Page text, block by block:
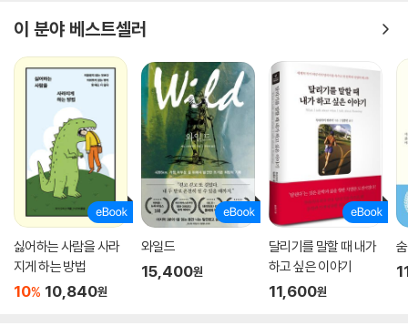
이 일기들을 읽어나가는 건 가끔씩 정말로 고통스럽다. 실비아 플라스는
코 쉽게 정을 붙일 만한 사람이 아니다. 어쩌면 독자들은 이 일기에 드러나
는 플라스의 치사하고 범속한 욕망에 당혹감을 느낄지도 모른다. 모순 덩
이에다 끔찍스러운 이기주의자. 끝내 소통과 공감에 실패하고 악에 받친
외로운 모래알. 심지어 폭력적이기까지 한 자기혐오와 타자에 대한 공격
성. 하지만 결국 그러한 치부는 실비아만의 것이 아니다. 직시할 용기가 없
었을 뿐, 우리 모두의 치부였고 우리가 느끼는 고통은 바로 그 직시의 고통
일지 모른다.
결국 독자들은 책장을 덮으며 페미니즘의 순교자나 거대한 멜로 드라마의
주인공을 만나는 게 아니라, 우리네 삶이 그러하듯 눈부신 순간도 있지만
때로는 추하고 때로는 불쌍하고 때로는 표독스럽던, 그러면서도 끝없이
이 분야 베스트셀러
싫어하는 사람을 사라
지게 하는 방법
10% 10,840원
와일드
15,400원
달리기를 말할 때 내가
하고 싶은 이야기
11,600원